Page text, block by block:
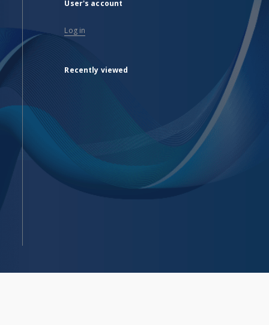
User's account
Log in
Recently viewed